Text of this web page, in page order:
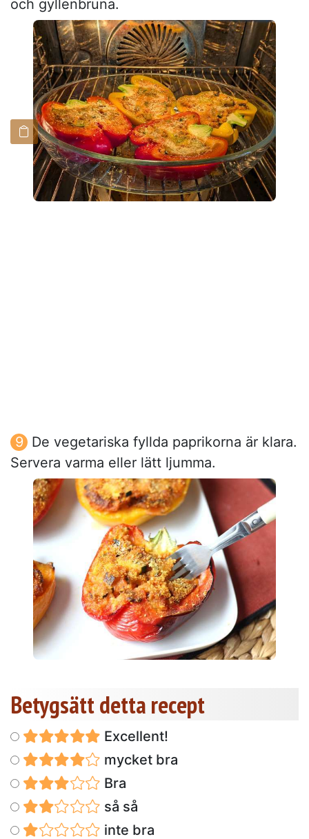
och gyllenbruna.
De vegetariska fyllda paprikorna är klara.
Servera varma eller lätt ljumma.
Betygsätt detta recept
Excellent!
mycket bra
Bra
så så
inte bra